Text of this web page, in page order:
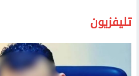
تليفزيون